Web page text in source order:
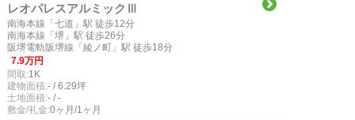
レオパレスアルミックⅢ
南海本線「七道」駅 徒歩12分
南海本線「堺」駅 徒歩26分
阪堺電軌阪堺線「綾ノ町」駅 徒歩18分
7.9万円
間取:1K
建物面積:- / 6.29坪
土地面積:- / -
敷金/礼金:0ヶ月/1ヶ月